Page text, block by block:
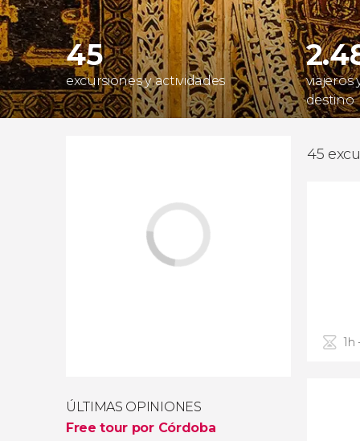
45
excursiones y actividades
viajeros
destino
ÚLTIMAS OPINIONES
Free tour por Córdoba
45
1h